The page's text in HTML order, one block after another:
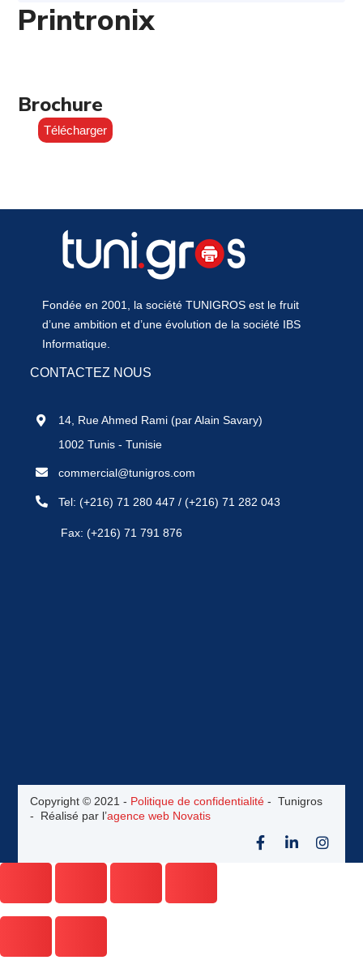
Printronix
Brochure
Télécharger
Fondée en 2001, la société TUNIGROS est le fruit
d’une ambition et d’une évolution de la société IBS
Informatique.
CONTACTEZ NOUS
14, Rue Ahmed Rami (par Alain Savary)
1002 Tunis - Tunisie
commercial@tunigros.com
Tel:(+216) 71 280 447 /(+216) 71 282 043
Fax: (+216) 71 791 876
Copyright © 2021 - Politique de confidentialité- Tunigros
- Réalisé par l’agence web Novatis